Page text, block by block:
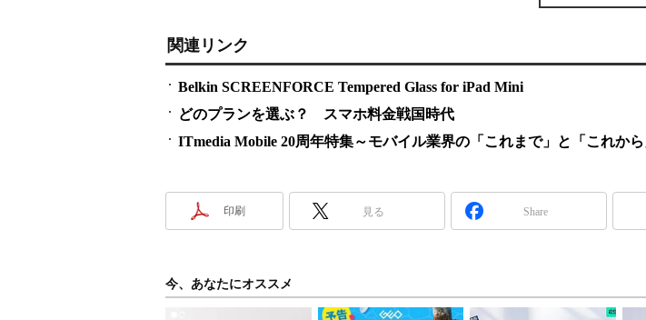
関連リンク
Belkin SCREENFORCE Tempered Glass for iPad Mini
どのプランを選ぶ？ スマホ料金戦国時代
ITmedia Mobile 20周年特集～モバイル業界の「これまで」と「これから
印刷 見る Share
今、あなたにオススメ